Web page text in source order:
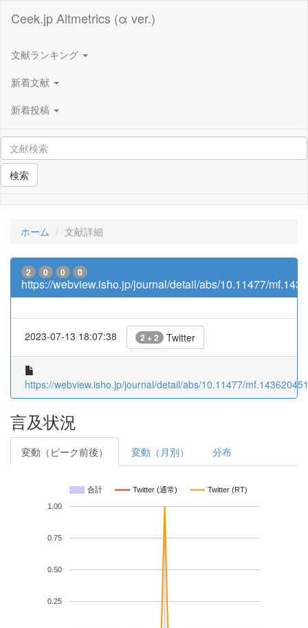
Ceek.jp Altmetrics (α ver.)
文献ランキング
新着文献
新着投稿
検索
ホーム 文献詳細
2 0 0 0
https://webview.isho.jp/journal/detail/abs/10.11477/
2023-07-13 18:07:38 2 + 2 Twitter
https://webview.isho.jp/journal/detail/abs/10.11477/
言及状況
変動（ピーク前後） 変動（月別） 分布
合計 Twitter (通常) Twitter (RT)
0.25
0.50
0.75
1.00